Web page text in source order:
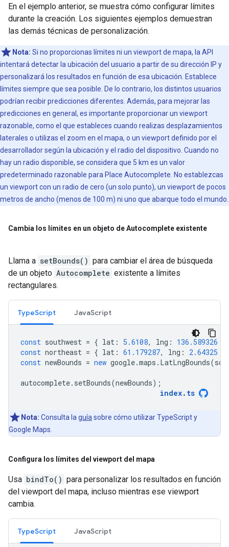
En el ejemplo anterior, se muestra cómo configurar límites
durante la creación. Los siguientes ejemplos demuestran
las demás técnicas de personalización.
Nota: Si no proporcionas límites ni un viewport de mapa, la API
intentará detectar la ubicación del usuario a partir de su dirección IP y
personalizará los resultados en función de esa ubicación. Establece
límites siempre que sea posible. De lo contrario, los distintos usuarios
podrían recibir predicciones diferentes. Además, para mejorar las
predicciones en general, es importante proporcionar un viewport
razonable, como el que estableces cuando realizas desplazamientos
laterales o utilizas el zoom en el mapa, o un viewport definido por el
desarrollador según la ubicación y el radio del dispositivo. Cuando no
hay un radio disponible, se considera que 5 km es un valor
predeterminado razonable para Place Autocomplete. No establezcas
un viewport con un radio de cero (un solo punto), un viewport de pocos
metros de ancho (menos de 100 m) ni uno que abarque todo el mundo.
Cambia los límites en un objeto de Autocomplete existente
Llama a setBounds() para cambiar el área de búsqueda
de un objeto Autocomplete existente a límites
rectangulares.
TypeScript JavaScript
const southwest = { lat : 5.6108, lng : 136.589326
const northeast = { lat : 61.179287, lng : 2.64325
const newBounds = new google.maps . LatLngBounds(
autocomplete. setBounds(newBounds);
index. ts
Nota: Consulta la guía sobre cómo utilizar TypeScript y
Google Maps.
Configura los límites del viewport del mapa
Usa bindTo() para personalizar los resultados en función
del viewport del mapa, incluso mientras ese viewport
cambia.
TypeScript JavaScript